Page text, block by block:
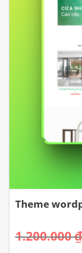
Theme
1.200.000₫